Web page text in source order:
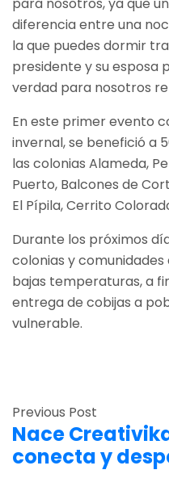
diferencia entre una
la que puedes dormir
presidente y su esposa
verdad para nosotros
En este primer evento
invernal, se benefició a
las colonias Alameda,
Puerto, Balcones de
El Pípila, Cerrito
Durante los próximos
colonias y
bajas temperaturas, a
entrega de cobijas a
vulnerable.
Previous Post
Nace
conecta y